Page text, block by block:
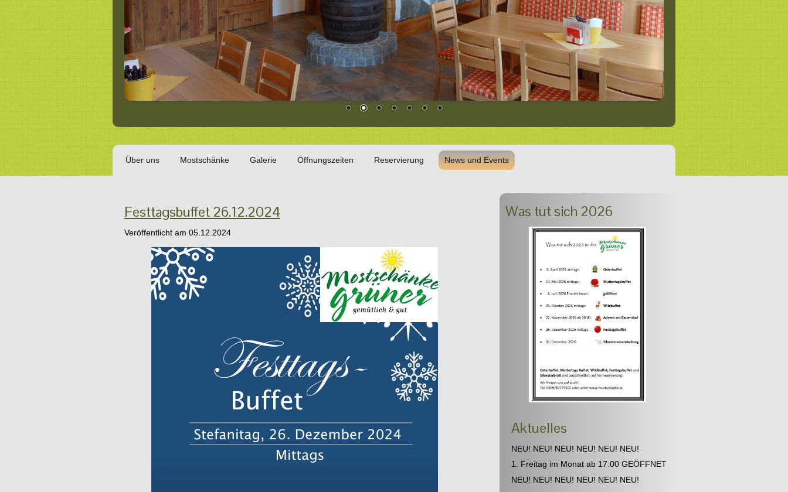
Über uns Mostschänke Galerie Öffnungszeiten Reservierung News und Events
Was tut sich 2026
Aktuelles
NEU! NEU! NEU! NEU! NEU! NEU!
1. Freitag im Monat ab 17:00 GEÖFFNET
NEU! NEU! NEU! NEU! NEU! NEU!
Festtagsbuffet 26.12.2024
Veröffentlicht am 05.12.2024